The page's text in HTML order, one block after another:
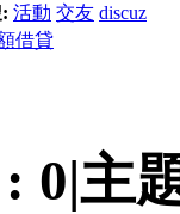
活動 交友 discuz
借貸
0|主